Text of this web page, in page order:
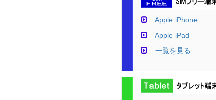
Apple iPhone
Apple iPad
一覧を見る